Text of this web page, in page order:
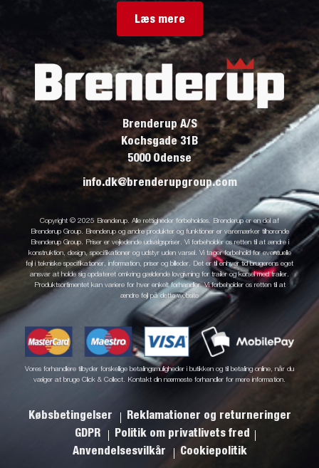
Læs mere
Brenderup A/S
Kochsgade 31B
5000 Odense
info.dk@brenderupgroup.com
Copyright © 2025 Brenderup. Alle rettigheder forbeholdes. Brenderup er en del af
Brenderup Group. Brenderup og andre produkter og funktioner er varemærker tilhørende
Brenderup Group. Priser er vejledende udsalgspriser. Vi forbeholder os retten til at ændre i
konstruktion, design, specifikationer og udstyr uden varsel. Vi tager forbehold for eventuelle
fejl i tekniske specifikationer, information, priser og billeder. Det er til enhver tid brugerens eget
ansvar at holde sig opdateret omkring gældende lovgivning for trailer og kørsel med trailer.
Produktsortimentet kan variere for hver enkelt forhandler. Vi forbeholder os retten til at
ændre fejl på dette website
Vores forhandlere tilbyder forskellige betalingsmuligheder i butikken og til betaling online, når du
vælger at bruge Click & Collect. Kontakt din nærmeste forhandler for mere information.
Købsbetingelser
Reklamationer og returneringer
GDPR
Politik om privatlivets fred
Anvendelsesvilkår
Cookiepolitik